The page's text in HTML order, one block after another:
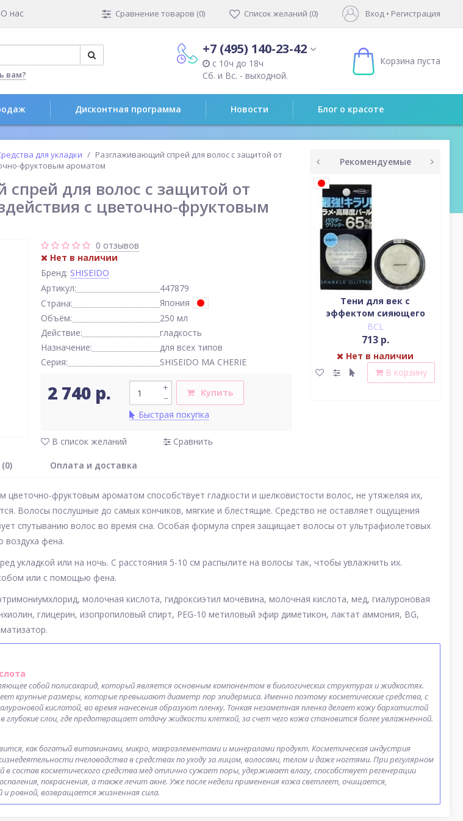
О нас Сравнение товаров (0) Список желаний (0) Вход • Регистрация
вам?
+7 (495) 140-23-42
с 10ч до 18ч
Сб. и Вс. - выходной.
Корзина пуста
Дисконтная программа Новости Блог о красоте
для укладки
Разглаживающий спрей для волос с защитой от
фруктовым ароматом
для волос с защитой от
с цветочно-фруктовым
0 отзывов
Нет в наличии
Бренд: SHISEIDO
Артикул:
447879
Страна:
Япония
Объём:
250 мл
Действие:
гладкость
Назначение:
для всех типов
Серия:
SHISEIDO MA CHERIE
2 740 р. –
+
Купить
Быстрая покупка
В список желаний Сравнить
Рекомендуемые
Водостойкая жидкая
Тени для век c
эффектом сияющего
блеска (серебро)
BCL
713 р.
Нет в наличии
В корзину
Оплата и доставка
фруктовым ароматом способствует гладкости и шелковистости волос, не утяжеляя их,
Волосы послушные до самых кончиков, мягкие и блестящие. Средство не оставляет ощущения
спутыванию волос во время сна. Особая формула спрея защищает волосы от ультрафиолетовых
воздуха фена.
укладкой или на ночь. С расстояния 5-10 см распылите на волосы так, чтобы увлажнить их.
или с помощью фена.
молочная кислота, гидроксиэтил мочевина, молочная кислота, мед, гиалуроновая
глицерин, изопропиловый спирт, PEG-10 метиловый эфир диметикон, лактат аммония, BG,
собой полисахарид, который является основным компонентом в биологических структурах и жидкостях.
крупные размеры, которые превышают диаметр пор эпидермиса. Именно поэтому косметические средства, с
кислотой, во время нанесения образуют пленку. Тонкая незаметная пленка делает кожу бархатистой
глубокие слои, где предотвращает отдачу жидкости клеткой, за счет чего кожа становится более увлажненной.
как богатый витаминами, микро, макроэлементами и минералами продукт. Косметическая индустрия
пчеловодства в средствах по уходу за лицом, волосами, телом и даже ногтями. При регулярном
в состав косметического средства мед отлично сужает поры, удерживает влагу, способствует регенерации
покраснения, а также лечит акне. Уже после недели применения кожа светлеет, очищается,
и ровной, возвращается жизненная сила.